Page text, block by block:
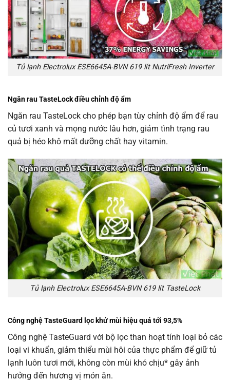
Tủ lạnh Electrolux ESE6645A-BVN 619 lít NutriFresh Inverter
Ngăn rau TasteLock điều chỉnh độ ẩm
Ngăn rau TasteLock cho phép bạn tùy chỉnh độ ẩm để rau
củ tươi xanh và mọng nước lâu hơn, giảm tình trạng rau
quả bị héo khô mất dưỡng chất hay vitamin.
Tủ lạnh Electrolux ESE6645A-BVN 619 lít TasteLock
Công nghệ TasteGuard lọc khử mùi hiệu quả tới 93,5%
Công nghệ TasteGuard với bộ lọc than hoạt tính loại bỏ các
loại vi khuẩn, giảm thiểu mùi hôi của thực phẩm để giữ tủ
lạnh luôn tươi mới, không còn mùi khó chịu* gây ảnh
hưởng đến hương vị món ăn.